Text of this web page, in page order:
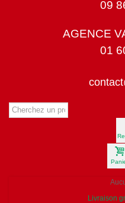
09
AGENCE
01
Livraison